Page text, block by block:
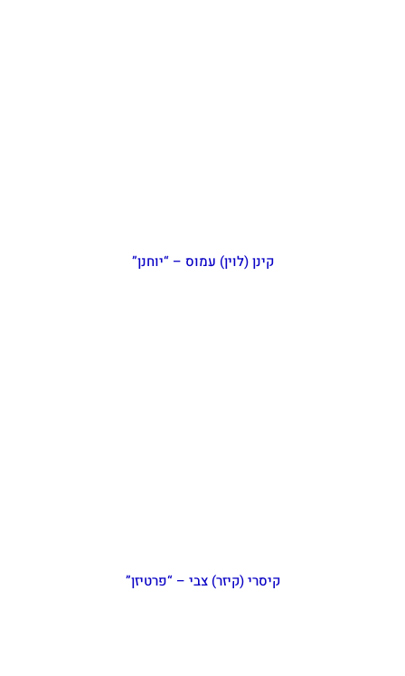
קינן (לוין) עמוס – “יוחנן”
קיסרי (קיזר) צבי – “פרטיזן”